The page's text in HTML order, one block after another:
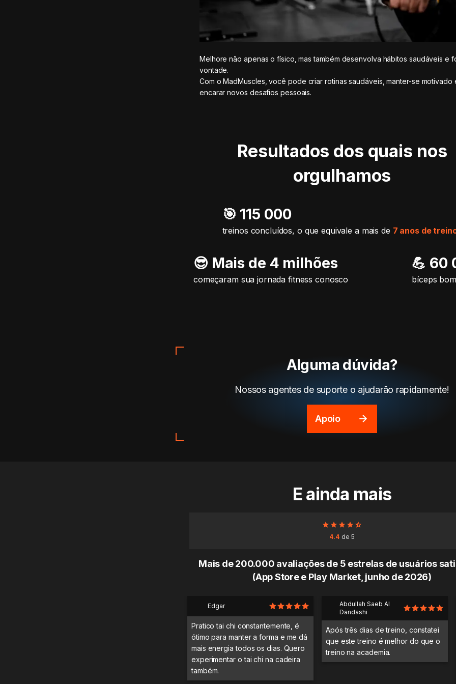
Melhore não apenas o físico, mas também desenvolva hábitos saudáveis e
vontade.
Com o MadMuscles, você pode criar rotinas saudáveis, manter-se motivado
encarar novos desafios pessoais.
Resultados dos quais nos
orgulhamos
😎 Mais de 4 milhões
começaram sua jornada fitness conosco
🎯️ 115 000
treinos concluídos, o que equivale a mais de 7 anos de
💪 60
bíceps
Alguma dúvida?
Nossos agentes de suporte o ajudarão rapidamente!
Apoio
E ainda mais
4.4 de 5
Mais de 200.000 avaliações de 5 estrelas de usuários
(App Store e Play Market, junho de 2026)
Edgar
Pratico tai chi constantemente, é
ótimo para manter a forma e me dá
mais energia todos os dias. Quero
experimentar o tai chi na cadeira
também.
Abdullah Saeb Al
Dandashi
Após três dias de treino, constatei
que este treino é melhor do que o
treino na academia.